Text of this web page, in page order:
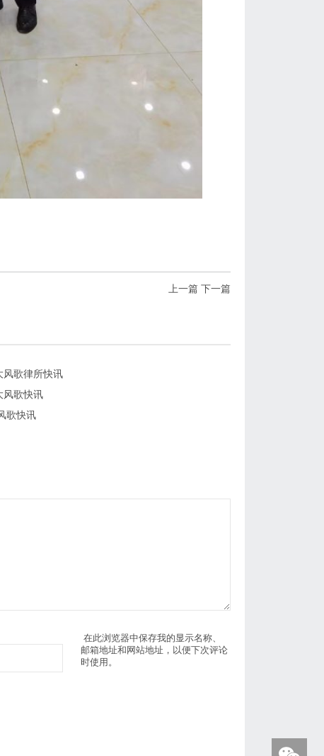
上一篇 下一篇
风歌律所快讯
风歌快讯
歌快讯
在此浏览器中保存我的显示名称、
邮箱地址和网站地址，以便下次评论
时使用。